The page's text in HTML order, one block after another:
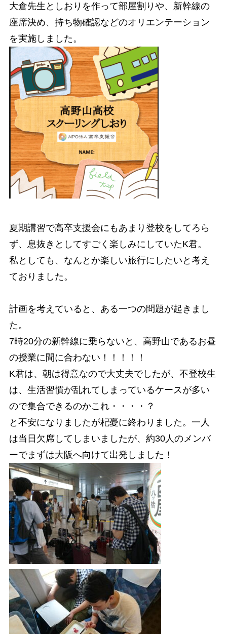
大倉先生としおりを作って部屋割りや、新幹線の
座席決め、持ち物確認などのオリエンテーション
を実施しました。
夏期講習で高卒支援会にもあまり登校をしてろら
ず、息抜きとしてすごく楽しみにしていたK君。
私としても、なんとか楽しい旅行にしたいと考え
ておりました。
計画を考えていると、ある一つの問題が起きまし
た。
7時20分の新幹線に乗らないと、高野山であるお昼
の授業に間に合わない！！！！！
K君は、朝は得意なので大丈夫でしたが、不登校生
は、生活習慣が乱れてしまっているケースが多い
ので集合できるのかこれ・・・・？
と不安になりましたが杞憂に終わりました。一人
は当日欠席してしまいましたが、約30人のメンバ
ーでまずは大阪へ向けて出発しました！